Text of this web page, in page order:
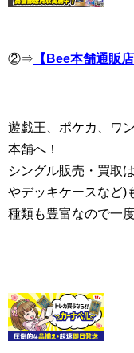
②⇒ 【Bee本舗通販店
遊戯王、ポケカ、ワ
本舗へ！
シングル販売・買取
やデッキケースなど)
種類も豊富なので一